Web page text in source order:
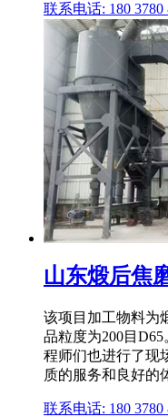
联系电话: 180 3780
山东煅后焦
该项目加工物料为
品粒度为200目
程师们也进行了现
质的服务和良好的
联系电话: 180 3780